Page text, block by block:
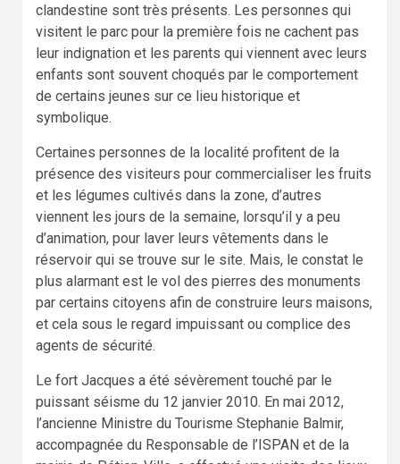
clandestine sont très présents. Les personnes qui
visitent le parc pour la première fois ne cachent pas
leur indignation et les parents qui viennent avec leurs
enfants sont souvent choqués par le comportement
de certains jeunes sur ce lieu historique et
symbolique.
Certaines personnes de la localité profitent de la
présence des visiteurs pour commercialiser les fruits
et les légumes cultivés dans la zone, d’autres
viennent les jours de la semaine, lorsqu’il y a peu
d’animation, pour laver leurs vêtements dans le
réservoir qui se trouve sur le site. Mais, le constat le
plus alarmant est le vol des pierres des monuments
par certains citoyens afin de construire leurs maisons,
et cela sous le regard impuissant ou complice des
agents de sécurité.
Le fort Jacques a été sévèrement touché par le
puissant séisme du 12 janvier 2010. En mai 2012,
l’ancienne Ministre du Tourisme Stephanie Balmir,
accompagnée du Responsable de l’ISPAN et de la